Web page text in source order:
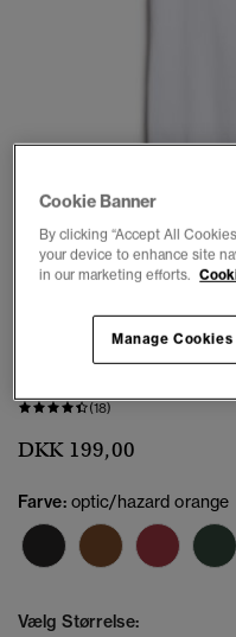
1 2
3 FOR KR.499
Essential Logo T-
(18)
DKK 199,00
Farve: optic/hazard orange
Vælg Størrelse:
Cookie Banner
By clicking “Accept All
your device to enhance site
in our marketing efforts.
Manage Cookies